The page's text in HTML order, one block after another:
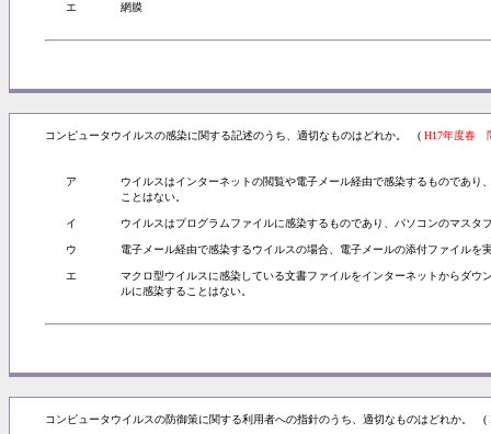
エ 網膜
コンピュータウイルスの感染に関する記述のうち、適切なものはどれか。 ( H17年度春
ア
ウイルスはインターネットの閲覧や電子メール経由で感染するものであ
ことはない。
イ ウイルスはプログラムファイルに感染するものであり、パソコンのマスタ
ウ 電子メール経由で感染するウイルスの場合、電子メールの添付ファイル
エ
マクロ型ウイルスに感染している文書ファイルをインターネットからダウ
ルに感染することはない。
コンピュータウイルスの防御策に関する利用者への指針のうち、適切なものはどれか。 (